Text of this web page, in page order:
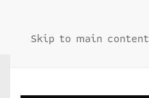
Skip to main content